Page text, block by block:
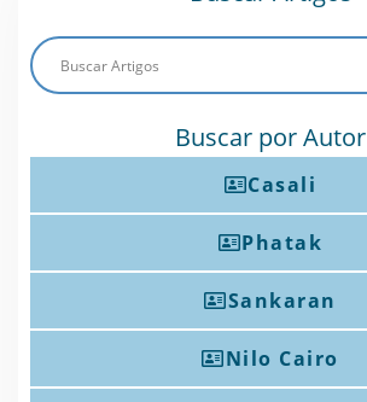
Buscar por Autor
Casali
Phatak
Sankaran
Nilo Cairo